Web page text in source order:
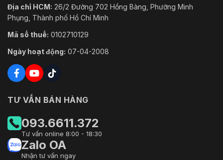
Địa chỉ HCM: 26/2 Đường 702 Hồng Bàng, Phường Minh
Phụng, Thành phố Hồ Chí Minh
Mã số thuế: 0102710129
Ngày hoạt động: 07-04-2008
TƯ VẤN BÁN HÀNG
093.6611.372
Tư vấn online 8:00 - 18:30
Zalo OA
Nhận tư vấn ngay